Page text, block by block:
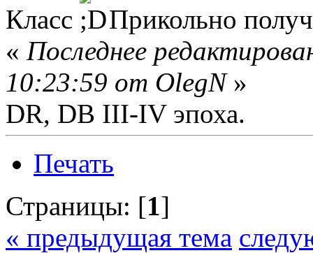
Класс
Прикольно
« Последнее
10:23:59 от OlegN»
DR, DB III-IV эпоха.
Печать
Страницы: [1]
« предыдущая тема